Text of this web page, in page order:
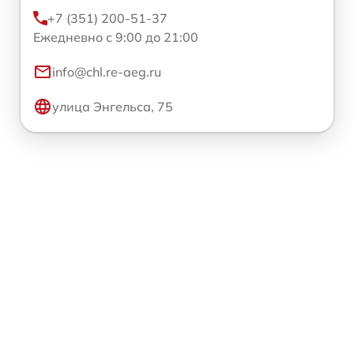
+7 (351) 200-51-37
Ежедневно с 9:00 до 21:00
info@chl.re-aeg.ru
улица Энгельса, 75